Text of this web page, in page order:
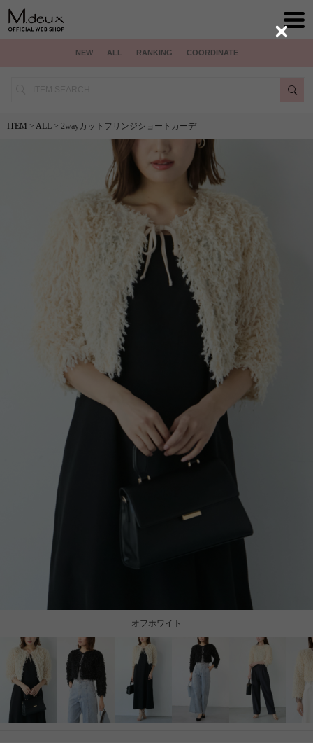
NEW ALL RANKING COORDINATE
ITEM > ALL > 2wayカットフリンジショートカーデ
オフホワイト
Close